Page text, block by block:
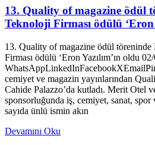
13. Quality of magazine ödül
Teknoloji Firması ödülü ‘Eron
13. Quality of magazine ödül
Firması ödülü ‘Eron Yazılım’ın oldu
cemiyet ve magazin yayınlarından
Cahide Palazzo’da kutladı. Merit Otel
sponsorluğunda iş, cemiyet, sanat, spor
sayıda ünlü ismin akın
Devamını Oku